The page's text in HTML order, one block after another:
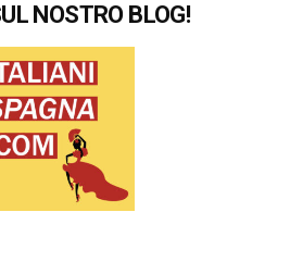
NOSTRO BLOG!